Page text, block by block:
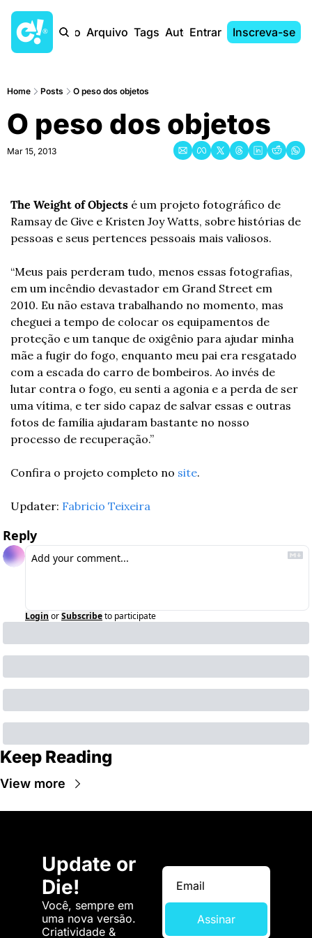
Início Arquivo Tags AutoresEntrar Inscreva-se
Home Posts O peso dos objetos
O peso dos objetos
Mar 15, 2013
The Weight of Objects é um projeto fotográfico de
Ramsay de Give e Kristen Joy Watts, sobre histórias de
pessoas e seus pertences pessoais mais valiosos.
“Meus pais perderam tudo, menos essas fotografias,
em um incêndio devastador em Grand Street em
2010. Eu não estava trabalhando no momento, mas
cheguei a tempo de colocar os equipamentos de
proteção e um tanque de oxigênio para ajudar minha
mãe a fugir do fogo, enquanto meu pai era resgatado
com a escada do carro de bombeiros. Ao invés de
lutar contra o fogo, eu senti a agonia e a perda de ser
uma vítima, e ter sido capaz de salvar essas e outras
fotos de família ajudaram bastante no nosso
processo de recuperação.”
Confira o projeto completo no site.
Updater: Fabricio Teixeira
Reply
Login orSubscribeto participate
Keep Reading
View more
Update or
Die!
Você, sempre em
uma nova versão.
Criatividade &
Assinar